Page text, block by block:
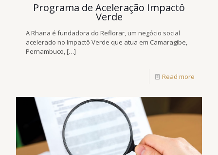
Programa de Aceleração Impactô
Verde
A Rhana é fundadora do Reflorar, um negócio social
acelerado no Impactô Verde que atua em Camaragibe,
Pernambuco,[…]
Read more